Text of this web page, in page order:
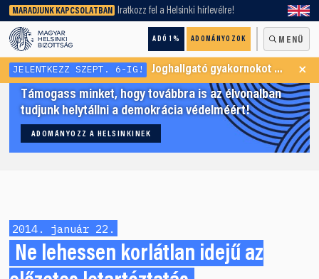
MARADJUNK KAPCSOLATBAN Iratkozz fel a Helsinki hírlevélre!
ADÓ 1% ADOMÁNYOZOK MENÜ
keresőnket!
JELENTKEZZ SZEPT. 6-IG! Joghallgató gyakornokot keresünk Menekültügyi Programunkba ×
Támogass minket, hogy továbbra is az élvonalban
tudjunk helytállni a demokrácia védelméért!
ADOMÁNYOZZ A HELSINKINEK
2014. január 22.
Ne lehessen korlátlan idejű az